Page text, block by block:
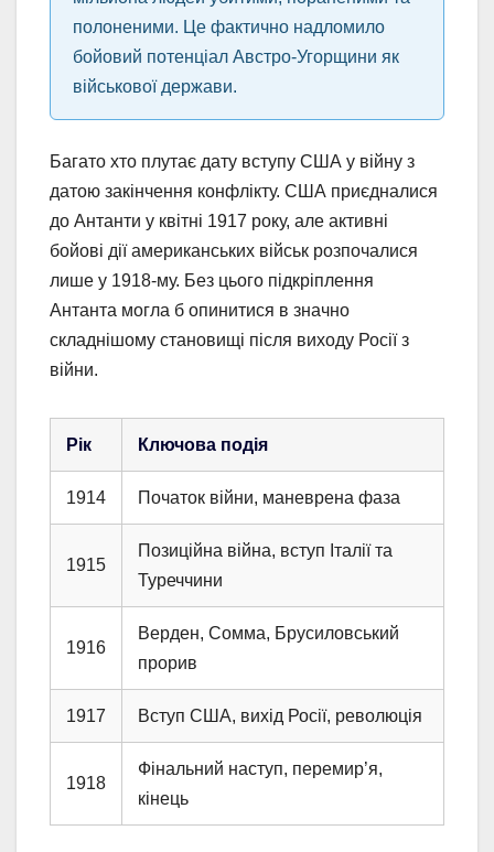
полоненими. Це фактично надломило
бойовий потенціал Австро-Угорщини як
військової держави.
Багато хто плутає дату вступу США у війну з
датою закінчення конфлікту. США приєдналися
до Антанти у квітні 1917 року, але активні
бойові дії американських військ розпочалися
лише у 1918-му. Без цього підкріплення
Антанта могла б опинитися в значно
складнішому становищі після виходу Росії з
війни.
Рік Ключова подія
1914 Початок війни, маневрена фаза
1915
Позиційна війна, вступ Італії та
Туреччини
1916
Верден, Сомма, Брусиловський
прорив
1917 Вступ США, вихід Росії, революція
1918
Фінальний наступ, перемир’я,
кінець